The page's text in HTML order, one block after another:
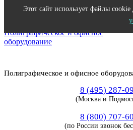
Полиграфическое и офисное
8 (495) 287-
(Москва и
8 (800) 707-
(по России звонок
Этот сайт использует файлы